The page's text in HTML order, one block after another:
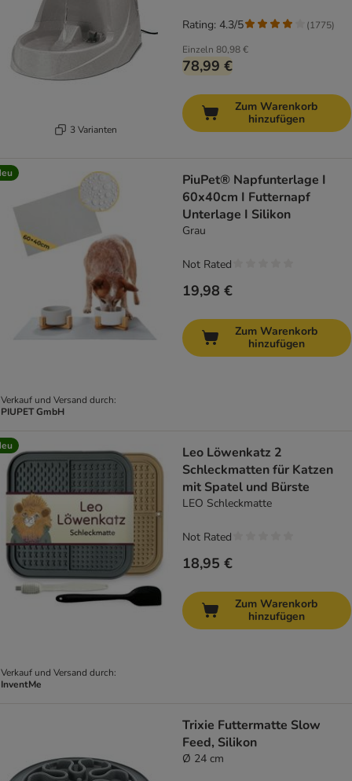
3 Varianten
Einzeln 80,98 €
78,99 €
Rating: 4.3/5 (1775)
Zum Warenkorb
hinzufügen
Verkauf und Versand durch:
PIUPET GmbH
PiuPet® Napfunterlage I
60x40cm I Futternapf
Unterlage I Silikon
Grau
19,98 €
Not Rated
Zum Warenkorb
hinzufügen
Verkauf und Versand durch:
InventMe
Leo Löwenkatz 2
Schleckmatten für Katzen
mit Spatel und Bürste
LEO Schleckmatte
18,95 €
Not Rated
Zum Warenkorb
hinzufügen
Trixie Futtermatte Slow
Feed, Silikon
Ø 24 cm